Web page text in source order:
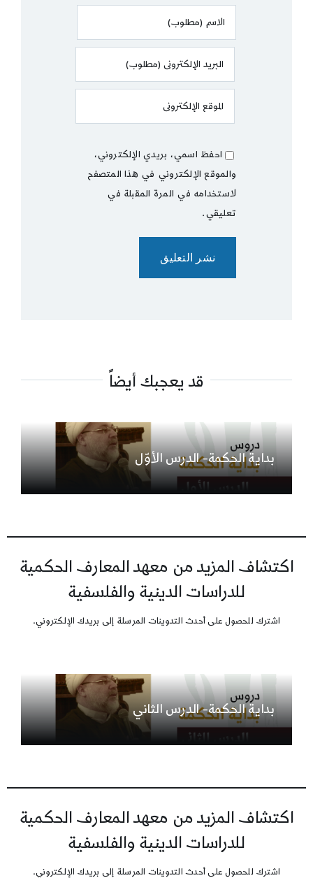
احفظ اسمي، بريدي الإلكتروني،
والموقع الإلكتروني في هذا المتصفح
لاستخدامه في المرة المقبلة في
تعليقي.
قد يعجبك أيضاً
بداية الحكمة- الدرس الأوّل
اكتشاف المزيد من معهد المعارف الحكمية
للدراسات الدينية والفلسفية
اشترك للحصول على أحدث التدوينات المرسلة إلى بريدك الإلكتروني.
بداية الحكمة- الدرس الثاني
اكتشاف المزيد من معهد المعارف الحكمية
للدراسات الدينية والفلسفية
اشترك للحصول على أحدث التدوينات المرسلة إلى بريدك الإلكتروني.